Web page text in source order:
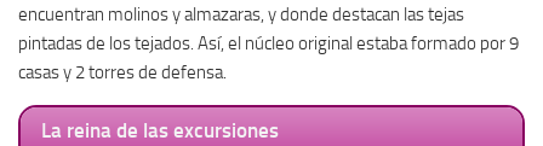
encuentran molinos y almazaras, y donde destacan las tejas
pintadas de los tejados. Así, el núcleo original estaba formado por 9
casas y 2 torres de defensa.
La reina de las excursiones